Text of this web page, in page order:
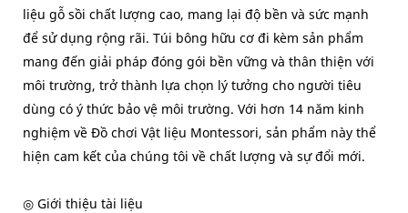
liệu gỗ sồi chất lượng cao, mang lại độ bền và sức mạnh
để sử dụng rộng rãi. Túi bông hữu cơ đi kèm sản phẩm
mang đến giải pháp đóng gói bền vững và thân thiện với
môi trường, trở thành lựa chọn lý tưởng cho người tiêu
dùng có ý thức bảo vệ môi trường. Với hơn 14 năm kinh
nghiệm về Đồ chơi Vật liệu Montessori, sản phẩm này thể
hiện cam kết của chúng tôi về chất lượng và sự đổi mới.
◎ Giới thiệu tài liệu